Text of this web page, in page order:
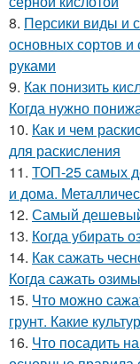
8. Персики виды и
основных сортов
руками
9. Как понизить
Когда нужно
10. Как и чем
для раскисления
11. ТОП-25 самых
и дома.
12. Самый дешевый
13. Когда убирать
14. Как сажать
Когда сажать
15. Что можно
грунт. Какие
16. Что посадить